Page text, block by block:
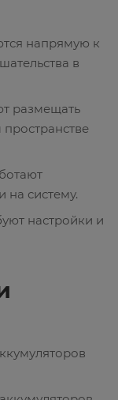
напрямую к
в
размещать
на систему.
настройки и